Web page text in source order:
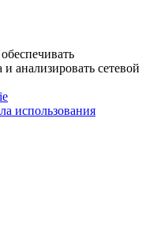
анализировать сетевой
использования